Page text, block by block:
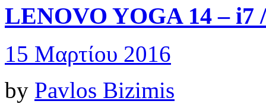
LENOVO YOGA 14 – i7
15 Μαρτίου 2016
by Pavlos Bizimis